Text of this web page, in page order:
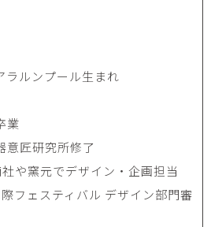
ラルンプール生まれ
業
意匠研究所修了
や窯元でデザイン・企画担当
フェスティバル デザイン部門審